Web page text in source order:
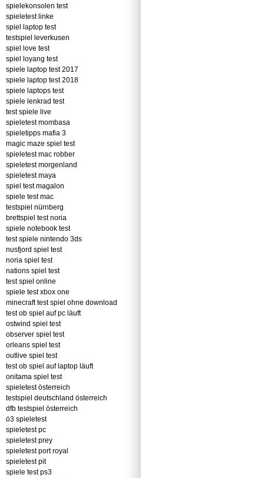
spielekonsolen test
spieletest linke
spiel laptop test
testspiel leverkusen
spiel love test
spiel loyang test
spiele laptop test 2017
spiele laptop test 2018
spiele laptops test
spiele lenkrad test
test spiele live
spieletest mombasa
spieletipps mafia 3
magic maze spiel test
spieletest mac robber
spieletest morgenland
spieletest maya
spiel test magalon
spiele test mac
testspiel nürnberg
brettspiel test noria
spiele notebook test
test spiele nintendo 3ds
nusfjord spiel test
noria spiel test
nations spiel test
test spiel online
spiele test xbox one
minecraft test spiel ohne download
test ob spiel auf pc läuft
ostwind spiel test
observer spiel test
orleans spiel test
outlive spiel test
test ob spiel auf laptop läuft
onitama spiel test
spieletest österreich
testspiel deutschland österreich
dfb testspiel österreich
ö3 spieletest
spieletest pc
spieletest prey
spieletest port royal
spieletest pit
spiele test ps3